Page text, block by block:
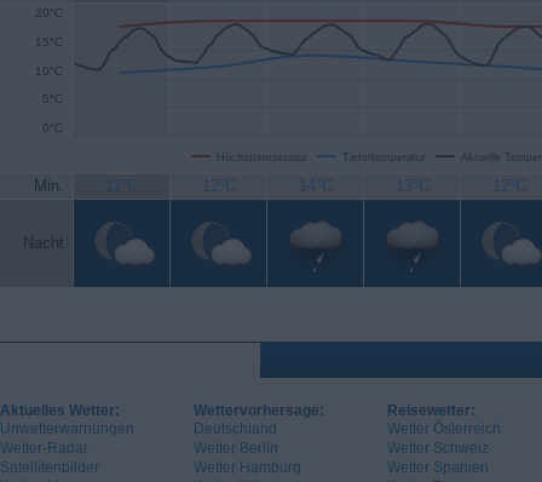
Höchsttemperatur Tiefsttemperatur Aktuelle
0°C
5°C
10°C
15°C
20°C
Min. 11°C 12°C 14°C 13°C 12°C
Nacht
Aktuelles Wetter:
Unwetterwarnungen
Wetter-Radar
Satellitenbilder
Wettervorhersage:
Deutschland
Wetter Berlin
Wetter Hamburg
Reisewetter:
Wetter Österreich
Wetter Schweiz
Wetter Spanien